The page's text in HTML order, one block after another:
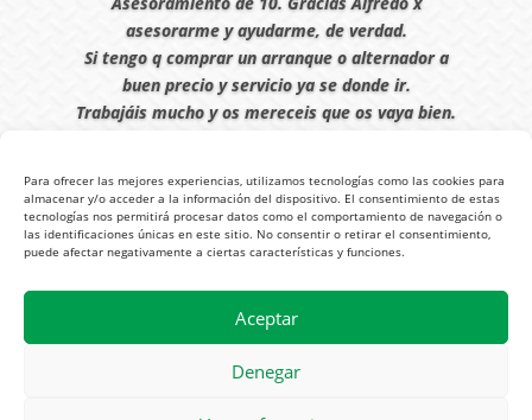
Para ofrecer las mejores experiencias, utilizamos tecnologías como las cookies para
almacenar y/o acceder a la información del dispositivo. El consentimiento de estas
tecnologías nos permitirá procesar datos como el comportamiento de navegación o
las identificaciones únicas en este sitio. No consentir o retirar el consentimiento,
puede afectar negativamente a ciertas características y funciones.
Aceptar
Denegar
asesorarme y ayudarme, de verdad.
Si tengo q comprar un arranque o alternador a
buen precio y servicio ya se donde ir.
Trabajáis mucho y os mereceis que os vaya bien.
© 2026Tienda Online Alfetronic SA|Aviso Legal-Política Privacidad-
Condiciones Venta Online
Diseño y Posicionamiento Web,Agencia web-espana.es